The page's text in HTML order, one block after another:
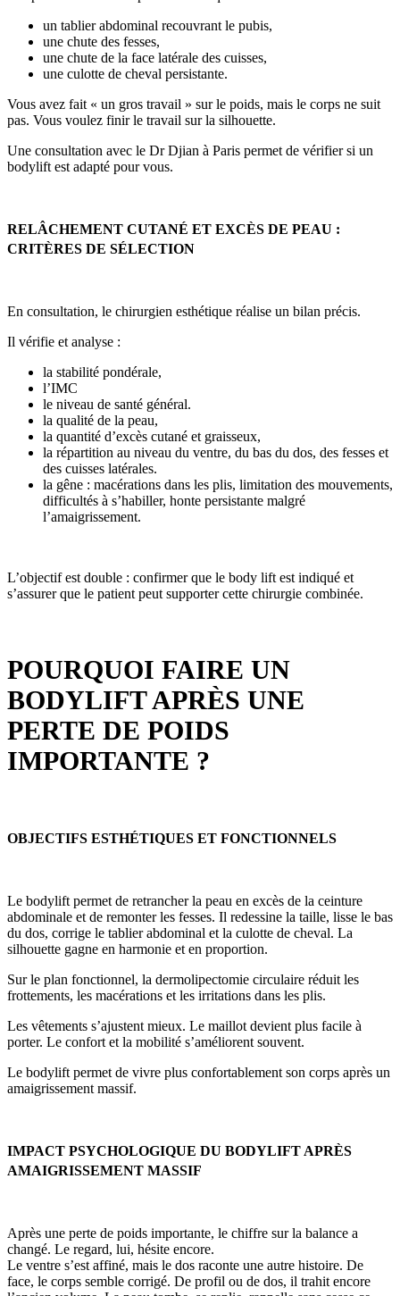
un tablier abdominal recouvrant le pubis,
une chute des fesses,
une chute de la face latérale des cuisses,
une culotte de cheval persistante.
Vous avez fait « un gros travail » sur le poids, mais le corps ne suit
pas. Vous voulez finir le travail sur la silhouette.
Une consultation avec le Dr Djian à Paris permet de vérifier si un
bodylift est adapté pour vous.
RELÂCHEMENT CUTANÉ ET EXCÈS DE PEAU :
CRITÈRES DE SÉLECTION
En consultation, le chirurgien esthétique réalise un bilan précis.
Il vérifie et analyse :
la stabilité pondérale,
l’IMC
le niveau de santé général.
la qualité de la peau,
la quantité d’excès cutané et graisseux,
la répartition au niveau du ventre, du bas du dos, des fesses et
des cuisses latérales.
la gêne : macérations dans les plis, limitation des mouvements,
difficultés à s’habiller, honte persistante malgré
l’amaigrissement.
L’objectif est double : confirmer que le body lift est indiqué et
s’assurer que le patient peut supporter cette chirurgie combinée.
POURQUOI FAIRE UN
BODYLIFT APRÈS UNE
PERTE DE POIDS
IMPORTANTE ?
OBJECTIFS ESTHÉTIQUES ET FONCTIONNELS
Le bodylift permet de retrancher la peau en excès de la ceinture
abdominale et de remonter les fesses. Il redessine la taille, lisse le bas
du dos, corrige le tablier abdominal et la culotte de cheval. La
silhouette gagne en harmonie et en proportion.
Sur le plan fonctionnel, la dermolipectomie circulaire réduit les
frottements, les macérations et les irritations dans les plis.
Les vêtements s’ajustent mieux. Le maillot devient plus facile à
porter. Le confort et la mobilité s’améliorent souvent.
Le bodylift permet de vivre plus confortablement son corps après un
amaigrissement massif.
IMPACT PSYCHOLOGIQUE DU BODYLIFT APRÈS
AMAIGRISSEMENT MASSIF
Après une perte de poids importante, le chiffre sur la balance a
changé. Le regard, lui, hésite encore.
Le ventre s’est affiné, mais le dos raconte une autre histoire. De
face, le corps semble corrigé. De profil ou de dos, il trahit encore